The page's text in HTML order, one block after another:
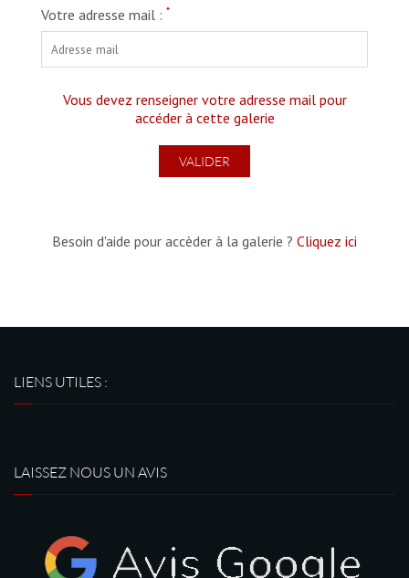
Votre adresse mail : *
Vous devez renseigner votre adresse mail pour
accéder à cette galerie
Besoin d'aide pour accèder à la galerie ? Cliquez ici
LIENS UTILES :
LAISSEZ NOUS UN AVIS